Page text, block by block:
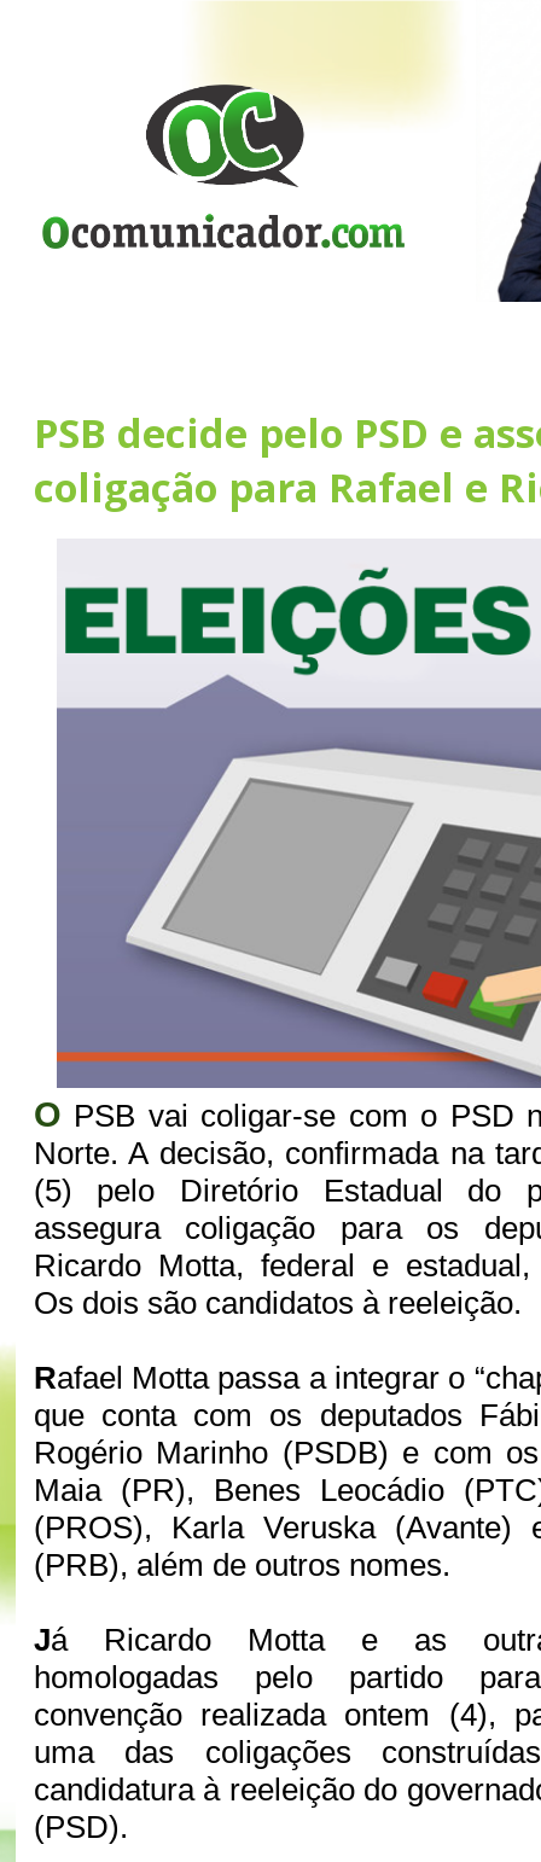
PSB decide pelo PSD e
coligação para Rafael e
O PSB vai coligar-se com o PSD
Norte. A decisão, confirmada na
(5) pelo Diretório Estadual do
assegura coligação para os
Ricardo Motta, federal e estadual,
Os dois são candidatos à reeleição.
Rafael Motta passa a integrar o
que conta com os deputados
Rogério Marinho (PSDB) e com
Maia (PR), Benes Leocádio
(PROS), Karla Veruska (Avante)
(PRB), além de outros nomes.
Já Ricardo Motta e as
homologadas pelo partido
convenção realizada ontem (4),
uma das coligações
candidatura à reeleição do
(PSD).